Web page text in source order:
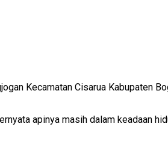
Kecamatan Cisarua Kabupaten
apinya masih dalam keadaan